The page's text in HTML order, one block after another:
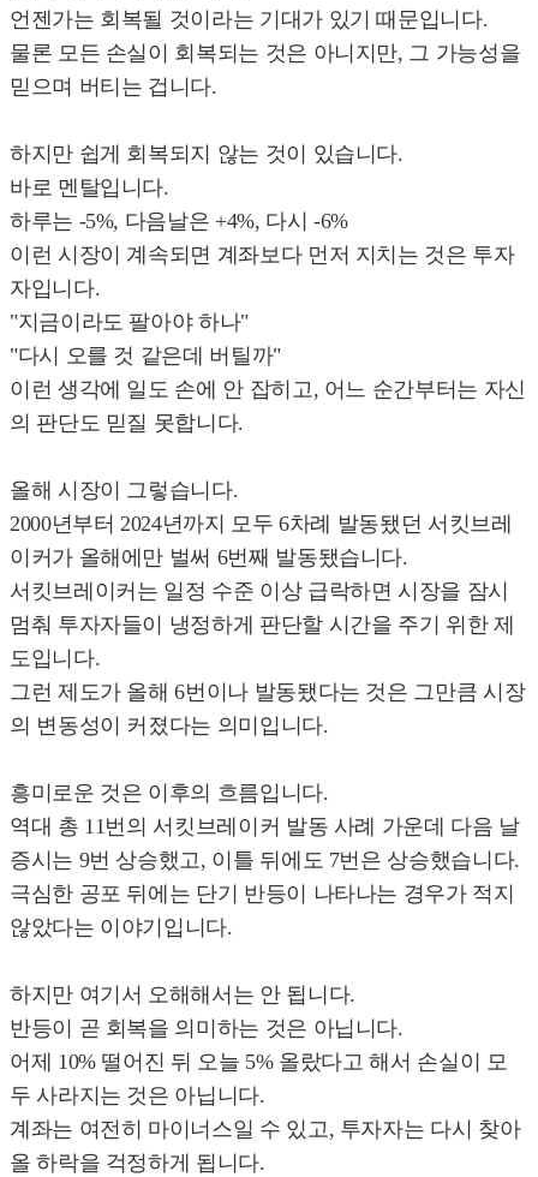
언젠가는 회복될 것이라는 기대가 있기 때문입니다.
물론 모든 손실이 회복되는 것은 아니지만, 그 가능성을
믿으며 버티는 겁니다.
하지만 쉽게 회복되지 않는 것이 있습니다.
바로 멘탈입니다.
하루는 -5%, 다음날은 +4%, 다시 -6%
이런 시장이 계속되면 계좌보다 먼저 지치는 것은 투자
자입니다.
"지금이라도 팔아야 하나"
"다시 오를 것 같은데 버틸까"
이런 생각에 일도 손에 안 잡히고, 어느 순간부터는 자신
의 판단도 믿질 못합니다.
올해 시장이 그렇습니다.
2000년부터 2024년까지 모두 6차례 발동됐던 서킷브레
이커가 올해에만 벌써 6번째 발동됐습니다.
서킷브레이커는 일정 수준 이상 급락하면 시장을 잠시
멈춰 투자자들이 냉정하게 판단할 시간을 주기 위한 제
도입니다.
그런 제도가 올해 6번이나 발동됐다는 것은 그만큼 시장
의 변동성이 커졌다는 의미입니다.
흥미로운 것은 이후의 흐름입니다.
역대 총 11번의 서킷브레이커 발동 사례 가운데 다음 날
증시는 9번 상승했고, 이틀 뒤에도 7번은 상승했습니다.
극심한 공포 뒤에는 단기 반등이 나타나는 경우가 적지
않았다는 이야기입니다.
하지만 여기서 오해해서는 안 됩니다.
반등이 곧 회복을 의미하는 것은 아닙니다.
어제 10% 떨어진 뒤 오늘 5% 올랐다고 해서 손실이 모
두 사라지는 것은 아닙니다.
계좌는 여전히 마이너스일 수 있고, 투자자는 다시 찾아
올 하락을 걱정하게 됩니다.